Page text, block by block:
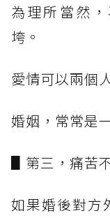
為理所當然
垮。
愛情可以兩個
婚姻，常常是
▋第三，痛苦
如果婚後對方